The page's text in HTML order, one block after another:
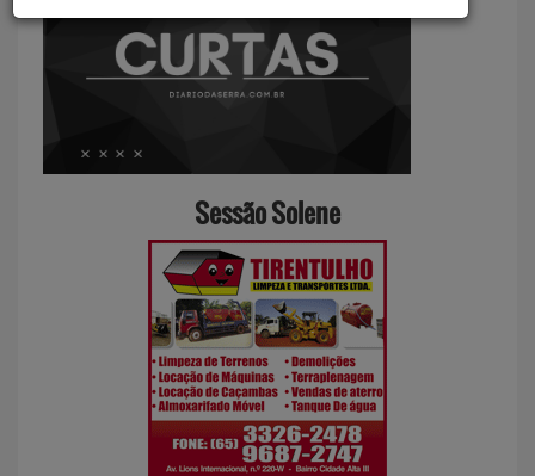
Sessão Solene